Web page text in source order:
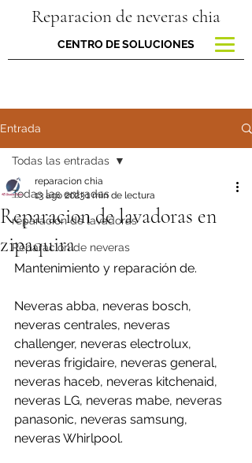
Reparacion de neveras chia
CENTRO DE SOLUCIONES
Entrada
Todas las entradas
reparacion de lavadoras
Reparación de neveras
Todas las entradas
Reparacion de lavadoras en
zipaquira
reparacion chia
13 ago 20231 min de lectura
Mantenimiento y reparación de.
Neveras abba, neveras bosch,
neveras centrales, neveras
challenger, neveras electrolux,
neveras frigidaire, neveras general,
neveras haceb, neveras kitchenaid,
neveras LG, neveras mabe, neveras
panasonic, neveras samsung,
neveras Whirlpool.